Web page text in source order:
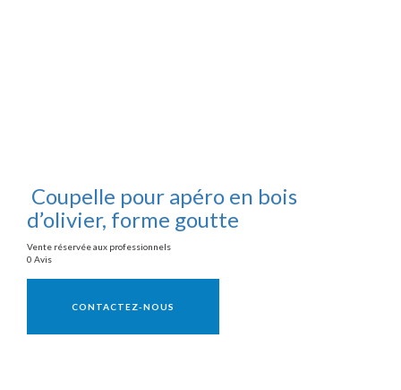
Coupelle pour apéro en bois
d’olivier, forme goutte
Vente réservée aux professionnels
0 Avis
CONTACTEZ-NOUS